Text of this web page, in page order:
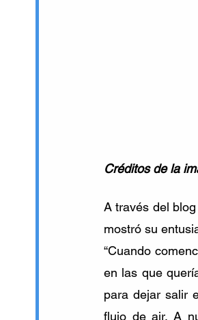
Créditos de la
A través del
mostró su
“Cuando
en las que
para dejar salir
flujo de air. A